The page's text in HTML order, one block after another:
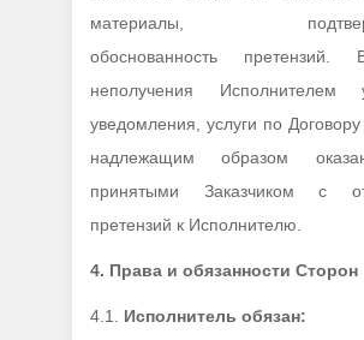
материалы,
обоснованность претензий.
неполучения Исполнителем
уведомления, услуги по Договору
надлежащим образом
принятыми Заказчиком с
претензий к Исполнителю.
4. Права и обязанности Сторон
4.1. Исполнитель обязан: